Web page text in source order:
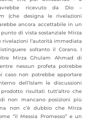
ricevuto da Dio –
(che designa le rivelazioni
ancora accettabile in un
di vista sostanziale Mirza
l’autorità immediata
soltanto il Corano. I
Mirza Ghulam Ahmad di
nessun profeta potrebbe
caso non potrebbe apportare
dell’Islam le discussioni
risultati tutt’altro che
non mancano posizioni più
non c’è dubbio che Mirza
“il Messia Promesso” e un